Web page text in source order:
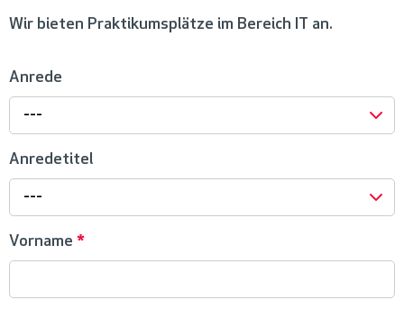
Wir bieten Praktikumsplätze im Bereich IT an.
Anrede
---
Anredetitel
---
Vorname *